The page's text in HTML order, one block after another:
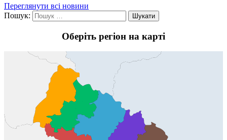
Переглянути всі новини
Пошук:
Оберіть регіон на карті